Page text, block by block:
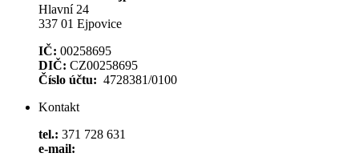
Hlavní 24
337 01 Ejpovice
IČ: 00258695
DIČ: CZ00258695
Číslo účtu: 4728381/0100
Kontakt
tel.: 371 728 631
e-mail: